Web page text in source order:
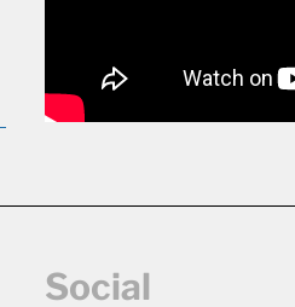
Social